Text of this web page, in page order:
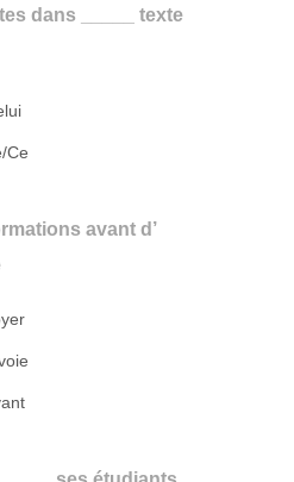
dans _____ texte
Ce
avant d’